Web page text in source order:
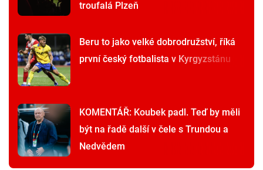
troufalá Plzeň
Beru to jako velké dobrodružství, říká
první český fotbalista v Kyrgyzstánu
KOMENTÁŘ: Koubek padl. Teď by měli
být na řadě další v čele s Trundou a
Nedvědem